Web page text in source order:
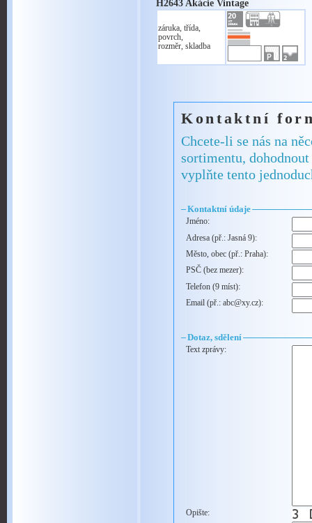
H2643 Akácie Vintage
záruka, třída,
povrch,
rozměr, skladba
Kontaktní
Chcete-li se nás na
sortimentu,
vyplňte tento
Kontaktní údaje
Jméno:
Adresa (př.: Jasná 9):
Město, obec (př.: Praha):
PSČ (bez mezer):
Telefon (9 míst):
Email (př.: abc@xy.cz):
Dotaz, sdělení
Text zprávy:
Opište: